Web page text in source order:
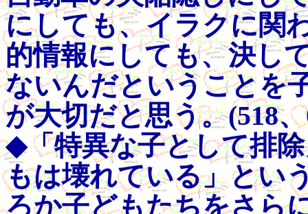
にしても、イラクに関
的情報にしても、決し
ないんだということを
が大切だと思う。(518
◆「特異な子として排
もは壊れている」とい
ろか子どもたちをさら